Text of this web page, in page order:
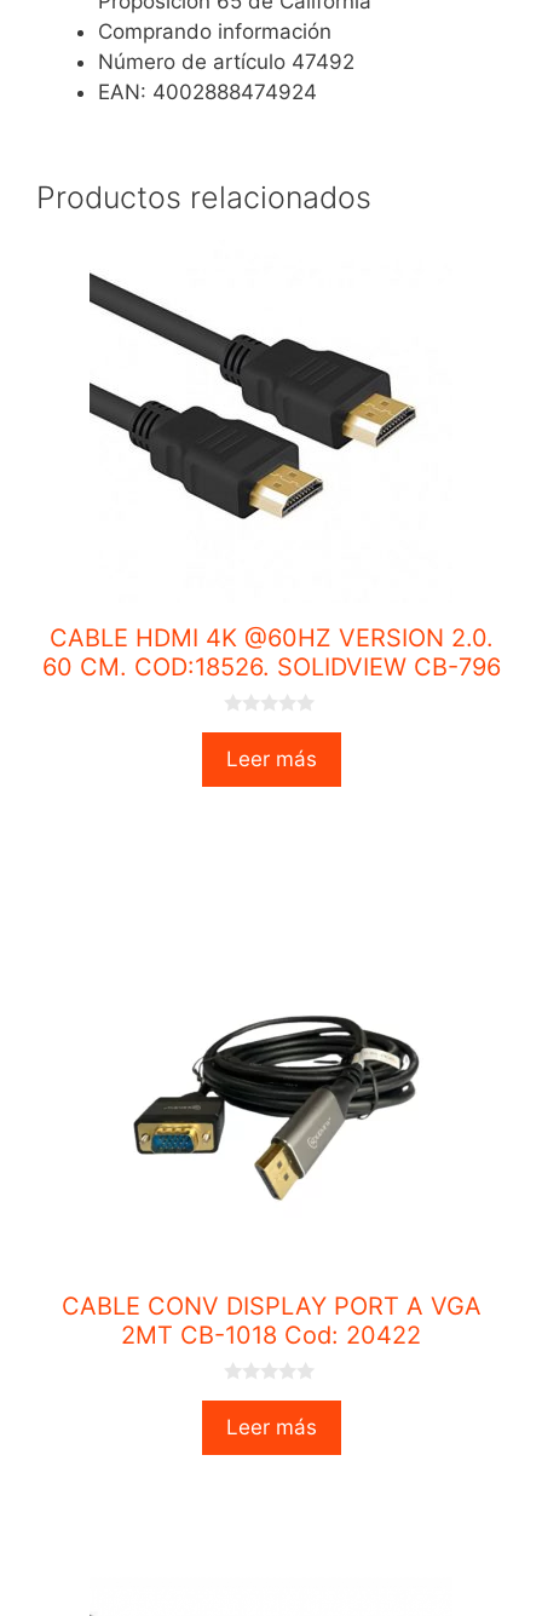
Comprando información
Número de artículo 47492
EAN: 4002888474924
Productos relacionados
CABLE HDMI 4K @60HZ VERSION 2.0.
60 CM. COD:18526. SOLIDVIEW CB-796
u
Leer más
CABLE CONV DISPLAY PORT A VGA
2MT CB-1018 Cod: 20422
0
u
Leer más